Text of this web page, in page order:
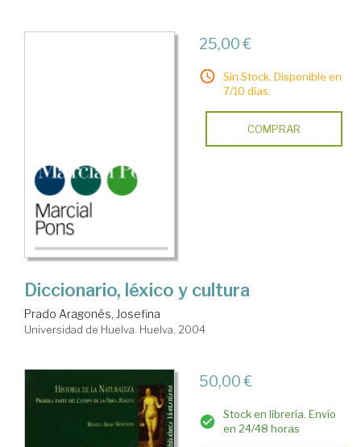
25,00 €
Sin Stock. Disponible en
7/10 días.
COMPRAR
Diccionario, léxico y cultura
Prado Aragonés, Josefina
Universidad de Huelva. Huelva, 2004
50,00 €
Stock en librería. Envío
en 24/48 horas